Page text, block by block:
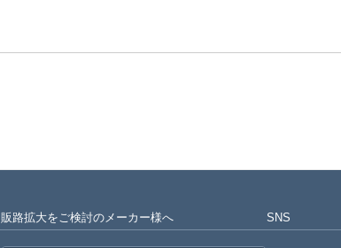
販路拡大をご検討のメーカー様へ SNS